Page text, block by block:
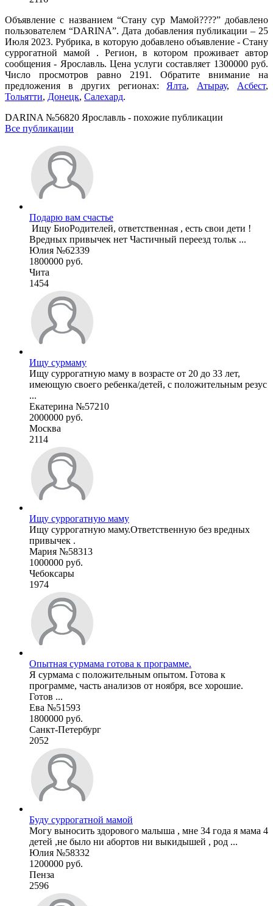
Объявление с названием “Стану сур Мамой????” добавлено
пользователем “DARINA”. Дата добавления публикации – 25
Июля 2023. Рубрика, в которую добавлено объявление - Cтану
суррогатной мамой . Регион, в котором проживает автор
сообщения - Ярославль. Цена услуги составляет 1300000 руб.
Число просмотров равно 2191. Обратите внимание на
предложения в других регионах: Ялта, Атырау, Асбест,
Тольятти, Донецк, Салехард.
DARINA №56820 Ярославль - похожие публикации
Все публикации
Подарю вам счастье
Вредных привычек нет Частичный переезд тольк ...
Юлия №62339
1800000 руб.
Чита
1454
Ищу сурмаму
Ищу суррогатную маму в возрасте от 20 до 33 лет,
имеющую своего ребенка/детей, с положительным резус
...
Екатерина №57210
2000000 руб.
Москва
2114
Ищу суррогатную маму
Ищу суррогатную маму.Ответственную без вредных
привычек .
Мария №58313
1000000 руб.
Чебоксары
1974
Опытная сурмама готова к программе.
Я сурмама с положительным опытом. Готова к
программе, часть анализов от ноября, все хорошие.
Готов ...
Ева №51593
1800000 руб.
Санкт-Петербург
2052
Буду суррогатной мамой
Могу выносить здорового малыша , мне 34 года я мама 4
детей ,не было ни абортов ни выкидышей , род ...
Юлия №58332
1200000 руб.
Пенза
2596